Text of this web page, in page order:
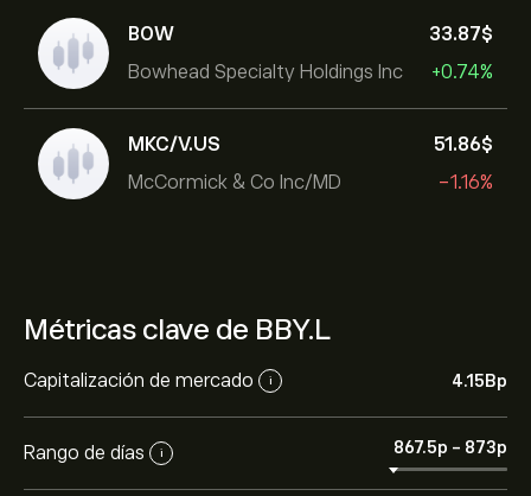
BOW
Bowhead Specialty Holdings Inc
33.87‎$‎
+0.74%
MKC/V.US
McCormick & Co Inc/MD
51.86‎$‎
-1.16%
Métricas clave de BBY.L
Capitalización de mercado i 4.15B‎p‎
Rango de días i 867.5‎p‎ - 873‎p‎